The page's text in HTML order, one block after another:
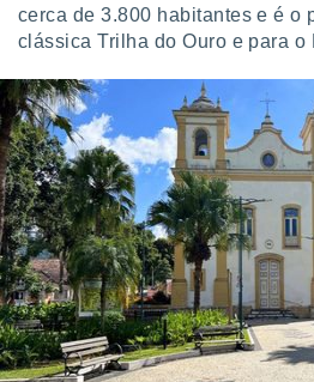
cerca de 3.800 habitantes e é o
clássica Trilha do Ouro e para o